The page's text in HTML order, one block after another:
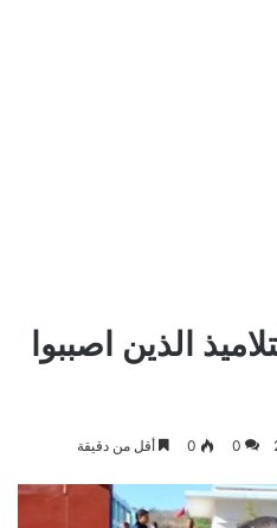
الذين اصببوا
0
0 أقل من دقيقة